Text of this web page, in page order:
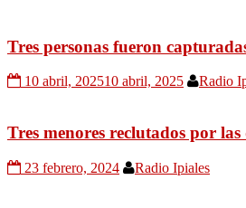
Tres personas fueron
10 abril, 202510 abril, 2025 Radio
Tres menores reclutados por
23 febrero, 2024 Radio Ipiales